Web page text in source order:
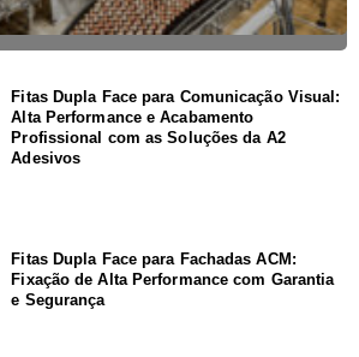
Fitas Dupla Face para Comunicação Visual:
Alta Performance e Acabamento
Profissional com as Soluções da A2
Adesivos
Fitas Dupla Face para Fachadas ACM:
Fixação de Alta Performance com Garantia
e Segurança